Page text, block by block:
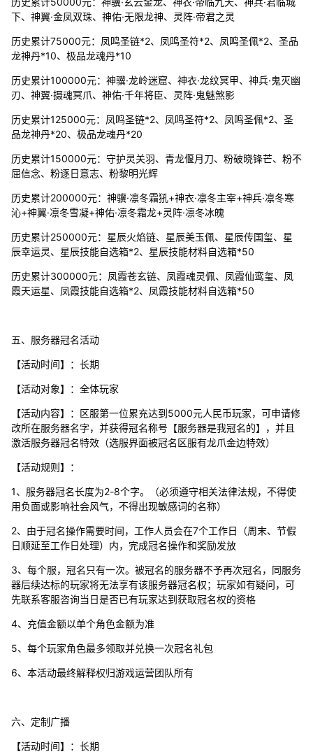
下、神翼·金凤双珠、神佑·无限龙神、灵阵·帝君之灵
历史累计75000元：凤鸣圣链*2、凤鸣圣符*2、凤鸣圣佩*2、圣品
龙神丹*10、极品龙魂丹*10
历史累计100000元：神骥·龙岭迷窟、神衣·龙纹冥甲、神兵·鬼灭幽
刃、神翼·摄魂冥爪、神佑·千年将臣、灵阵·鬼魅煞影
历史累计125000元：凤鸣圣链*2、凤鸣圣符*2、凤鸣圣佩*2、圣
品龙神丹*20、极品龙魂丹*20
历史累计150000元：守护灵关羽、青龙偃月刀、粉破晓锋芒、粉不
屈信念、粉逐日意志、粉黎明光辉
历史累计200000元：神骥·凛冬霜犼+神衣·凛冬主宰+神兵·凛冬寒
沁+神翼·凛冬雪凝+神佑·凛冬霜龙+灵阵·凛冬冰魄
历史累计250000元：星辰火焰链、星辰美玉佩、星辰传国玺、星
辰幸运灵、星辰技能自选箱*2、星辰技能材料自选箱*50
历史累计300000元：凤霞苍玄链、凤霞魂灵佩、凤霞仙鸾玺、凤
霞天运星、凤霞技能自选箱*2、凤霞技能材料自选箱*50
五、服务器冠名活动
【活动时间】：长期
【活动对象】：全体玩家
【活动内容】：区服第一位累充达到5000元人民币玩家，可申请修
改所在服务器名字，并获得冠名称号【服务器是我冠名的】，并且
激活服务器冠名特效（选服界面被冠名区服有龙爪金边特效）
【活动规则】：
1、服务器冠名长度为2-8个字。（必须遵守相关法律法规，不得使
用负面或影响社会风气，不得出现敏感词的名称）
2、由于冠名操作需要时间，工作人员会在7个工作日（周末、节假
日顺延至工作日处理）内，完成冠名操作和奖励发放
3、每个服，冠名只有一次。被冠名的服务器不予再次冠名，同服务
器后续达标的玩家将无法享有该服务器冠名权；玩家如有疑问，可
先联系客服咨询当日是否已有玩家达到获取冠名权的资格
4、充值金额以单个角色金额为准
5、每个玩家角色最多领取并兑换一次冠名礼包
6、本活动最终解释权归游戏运营团队所有
六、定制广播
【活动时间】：长期